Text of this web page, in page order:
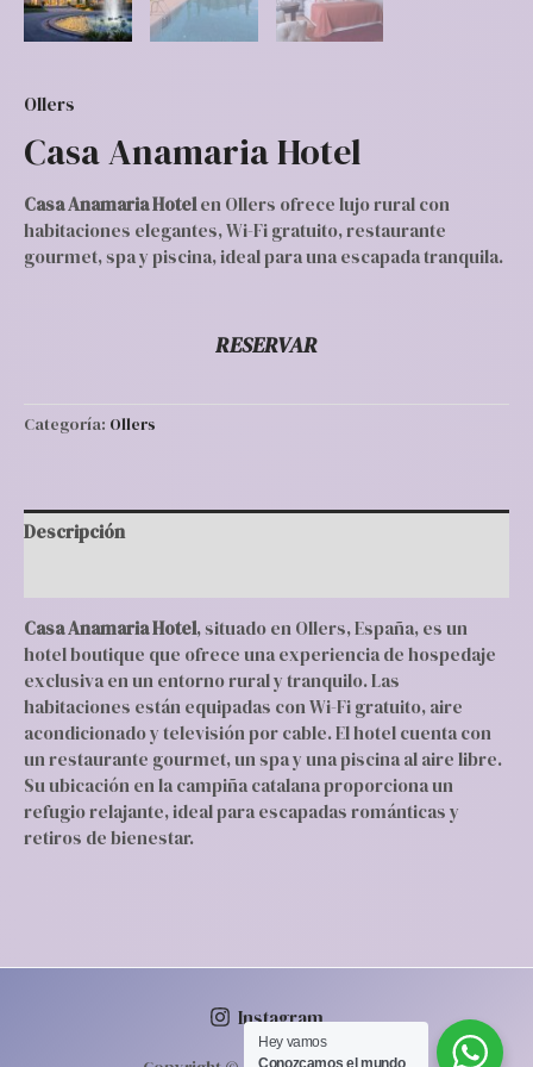
Ollers
Casa Anamaria Hotel
Casa Anamaria Hotelen Ollers ofrece lujo rural con
habitaciones elegantes, Wi-Fi gratuito, restaurante
gourmet, spa y piscina, ideal para una escapada tranquila.
RESERVAR
Categoría: Ollers
Descripción
Casa Anamaria Hotel, situado en Ollers, España, es un
hotel boutique que ofrece una experiencia de hospedaje
exclusiva en un entorno rural y tranquilo. Las
habitaciones están equipadas con Wi-Fi gratuito, aire
acondicionado y televisión por cable. El hotel cuenta con
un restaurante gourmet, un spa y una piscina al aire libre.
Su ubicación en la campiña catalana proporciona un
refugio relajante, ideal para escapadas románticas y
retiros de bienestar.
Instagram
Hey vamos‎ ‎ ‎
Conozcamos‎ el mundo